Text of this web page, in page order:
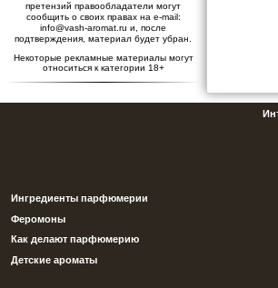
претензий правообладатели могут
сообщить о своих правах на e-mail:
info@vash-aromat.ru и, после
подтверждения, материал будет убран.
Некоторые рекламные материалы могут
относиться к категории 18+
Ингредиенты парфюмерии
Феромоны
Как делают парфюмерию
Детские ароматы